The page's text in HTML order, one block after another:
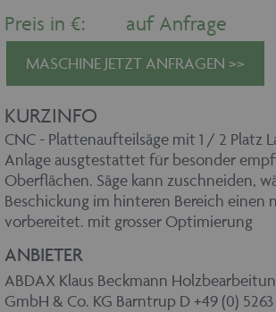
Preis in €: auf Anfrage
MASCHINE JETZT ANFRAGEN >>
KURZINFO
CNC - Plattenaufteilsäge mit 1 / 2 Platz
Anlage ausgtestattet für besonder
Oberflächen. Säge kann zuschneiden,
Beschickung im hinteren Bereich einen
vorbereitet. mit grosser Optimierung
ANBIETER
ABDAX Klaus Beckmann
GmbH & Co. KG Barntrup D +49 (0) 5263